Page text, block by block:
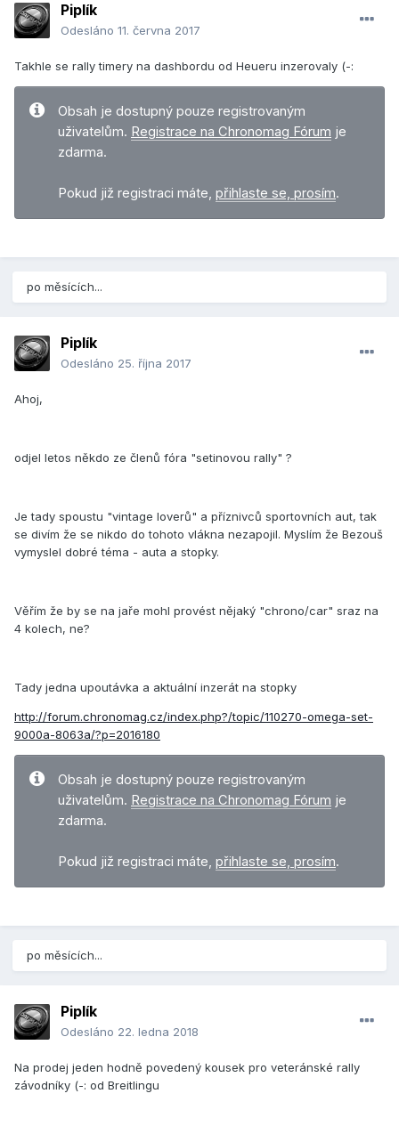
Piplík
Odesláno 11. června 2017
Takhle se rally timery na dashbordu od Heueru inzerovaly (-:
Obsah je dostupný pouze registrovaným
uživatelům. Registrace na Chronomag Fórum je
zdarma.
Pokud již registraci máte, přihlaste se, prosím.
po měsících...
Piplík
Odesláno 25. října 2017
Ahoj,
odjel letos někdo ze členů fóra "setinovou rally" ?
Je tady spoustu "vintage loverů" a příznivců sportovních aut, tak
se divím že se nikdo do tohoto vlákna nezapojil. Myslím že Bezouš
vymyslel dobré téma - auta a stopky.
Věřím že by se na jaře mohl provést nějaký "chrono/car" sraz na
4 kolech, ne?
Tady jedna upoutávka a aktuální inzerát na stopky
http://forum.chronomag.cz/index.php?/topic/110270-omega-set-
9000a-8063a/?p=2016180
Obsah je dostupný pouze registrovaným
uživatelům. Registrace na Chronomag Fórum je
zdarma.
Pokud již registraci máte, přihlaste se, prosím.
po měsících...
Piplík
Odesláno 22. ledna 2018
Na prodej jeden hodně povedený kousek pro veteránské rally
závodníky (-: od Breitlingu